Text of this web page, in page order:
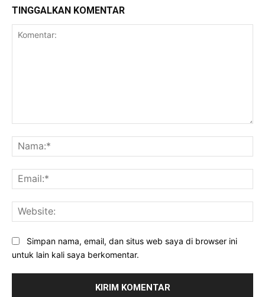
TINGGALKAN KOMENTAR
Simpan nama, email, dan situs web saya di browser ini
untuk lain kali saya berkomentar.